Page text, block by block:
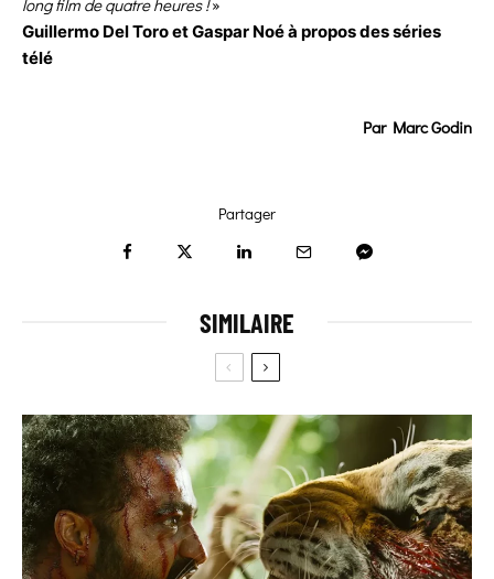
long film de quatre heures !»
Guillermo Del Toro et Gaspar Noé à propos des séries
télé
Par Marc Godin
Partager
SIMILAIRE